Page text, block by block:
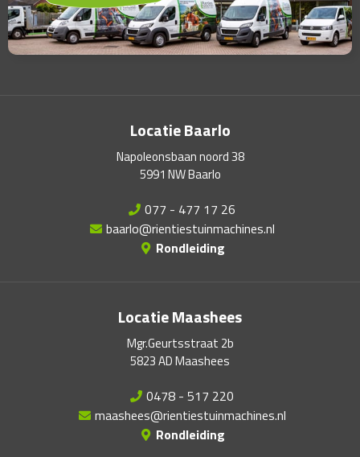
Locatie Baarlo
Napoleonsbaan noord 38
5991 NW Baarlo
077 - 477 17 26
baarlo@rientiestuinmachines.nl
Rondleiding
Locatie Maashees
Mgr.Geurtsstraat 2b
5823 AD Maashees
0478 - 517 220
maashees@rientiestuinmachines.nl
Rondleiding